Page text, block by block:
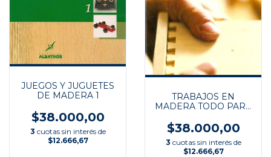
JUEGOS Y JUGUETES
DE MADERA 1
$38.000,00
3 cuotas sin interés de
$12.666,67
TRABAJOS EN
MADERA TODO PARA
$38.000,00
3 cuotas sin interés de
$12.666,67